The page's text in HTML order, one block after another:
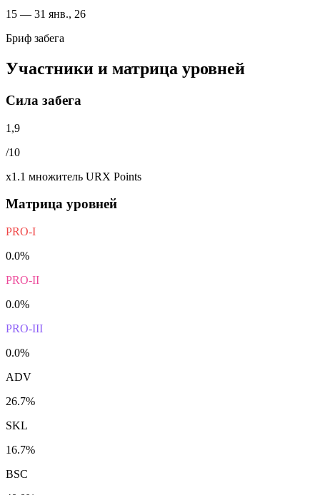
15 — 31 янв., 26
Бриф забега
Участники и матрица уровней
Сила забега
1,9
/10
x1.1 множитель URX Points
Матрица уровней
PRO-I
0.0%
PRO-II
0.0%
PRO-III
0.0%
ADV
26.7%
SKL
16.7%
BSC